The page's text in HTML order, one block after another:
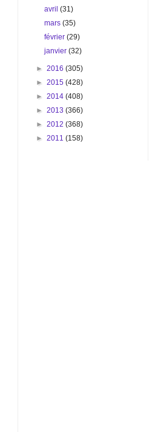
avril(31)
mars(35)
février(29)
janvier(32)
► 2016 (305)
► 2015 (428)
► 2014 (408)
► 2013 (366)
► 2012 (368)
► 2011 (158)